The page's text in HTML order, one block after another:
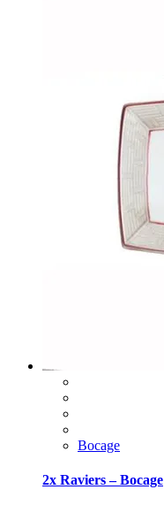
Bocage
2x Raviers – Bocage